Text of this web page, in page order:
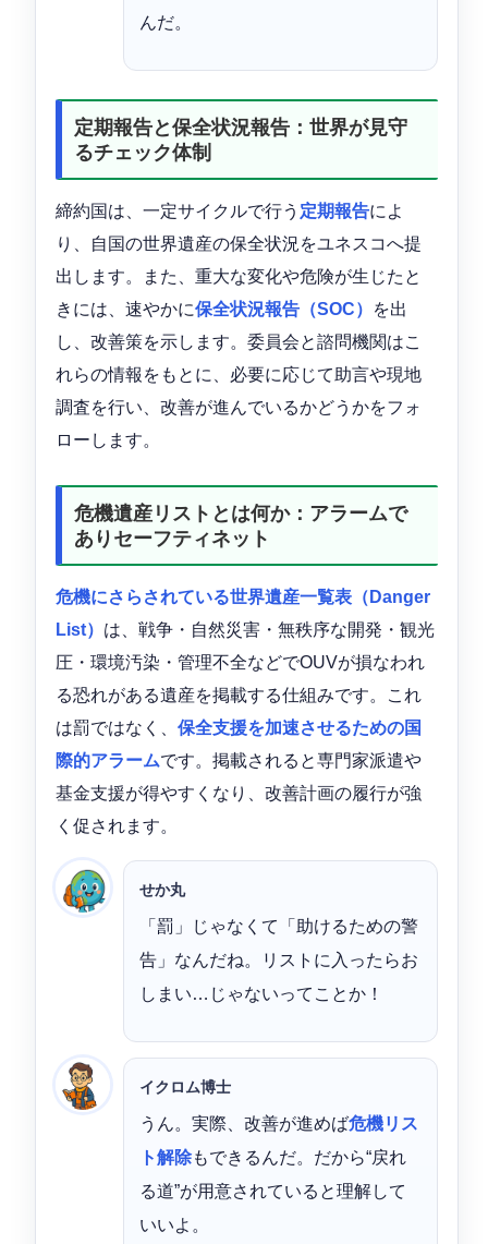
んだ。
定期報告と保全状況報告：世界が見守
るチェック体制
締約国は、一定サイクルで行う 定期報告によ
り、自国の世界遺産の保全状況をユネスコへ提
出します。また、重大な変化や危険が生じたと
きには、速やかに保全状況報告（SOC）
を出
し、改善策を示します。委員会と諮問機関はこ
れらの情報をもとに、必要に応じて助言や現地
調査を行い、改善が進んでいるかどうかをフォ
ローします。
危機遺産リストとは何か：アラームで
ありセーフティネット
危機にさらされている世界遺産一覧表（Danger
List） は、戦争・自然災害・無秩序な開発・観光
圧・環境汚染・管理不全などでOUVが損なわれ
る恐れがある遺産を掲載する仕組みです。これ
は罰ではなく、 保全支援を加速させるための国
際的アラームです。掲載されると専門家派遣や
基金支援が得やすくなり、改善計画の履行が強
く促されます。
せか丸
「罰」じゃなくて「助けるための警
告」なんだね。リストに入ったらお
しまい…じゃないってことか！
イクロム博士
うん。実際、改善が進めば危機リス
ト解除もできるんだ。だから“戻れ
る道”が用意されていると理解して
いいよ。